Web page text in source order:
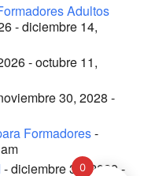
Adultos
- diciembre 14,
- octubre 11,
30, 2028 -
Formadores-
- diciembre 31, 2029 -
0